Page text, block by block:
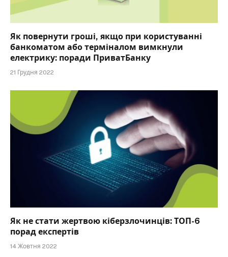
Як повернути гроші, якщо при користуванні
банкоматом або терміналом вимкнули
електрику: поради ПриватБанку
21 Грудня 2022
Як не стати жертвою кіберзлочинців: ТОП-6
порад експертів
14 Жовтня 2022